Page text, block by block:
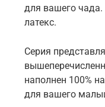
для вашего
латекс.
Серия
наполнен 100%
для вашего